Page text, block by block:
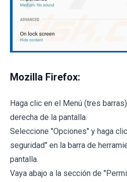
Mozilla Firefox:
Haga clic en el Menú (tres
derecha de la pantalla.
Seleccione "Opciones" y haga
seguridad" en la barra de
pantalla.
Vaya abajo a la sección de